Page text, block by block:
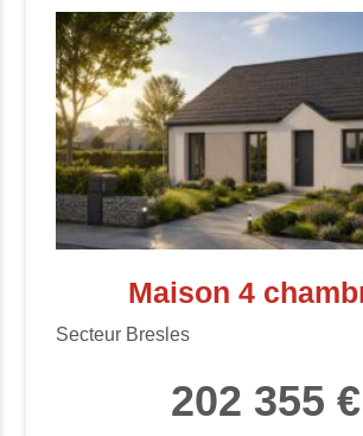
Maison 4
Secteur Bresles
202 355 €